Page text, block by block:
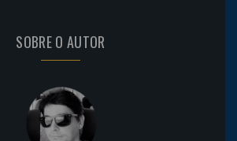
SOBRE O AUTOR